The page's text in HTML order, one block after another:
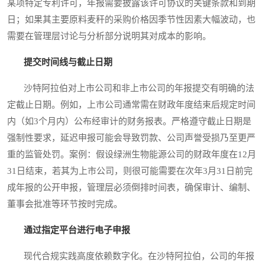
某项特定专利许可，年报需要披露该许可协议的关键条款和到期
日；如果其主要原料麦秆的采购价格因季节性因素大幅波动，也
需要在管理层讨论与分析部分说明其对成本的影响。
提交时间线与截止日期
沙特阿拉伯对上市公司和非上市公司的年报提交有明确的法
定截止日期。例如，上市公司通常需在财政年度结束后规定时间
内（如3个月内）公布经审计的财务报表。严格遵守截止日期是
强制性要求，延迟申报可能会导致罚款、公司声誉受损乃至更严
重的监管处罚。案例：假设绿洲生物能源公司的财政年度在12月
31日结束，若其为上市公司，则很可能需要在次年3月31日前完
成年报的公开申报，管理层必须倒排时间表，确保审计、编制、
董事会批准等环节按时完成。
通过指定平台进行电子申报
现代合规实践高度依赖数字化。在沙特阿拉伯，公司的年报